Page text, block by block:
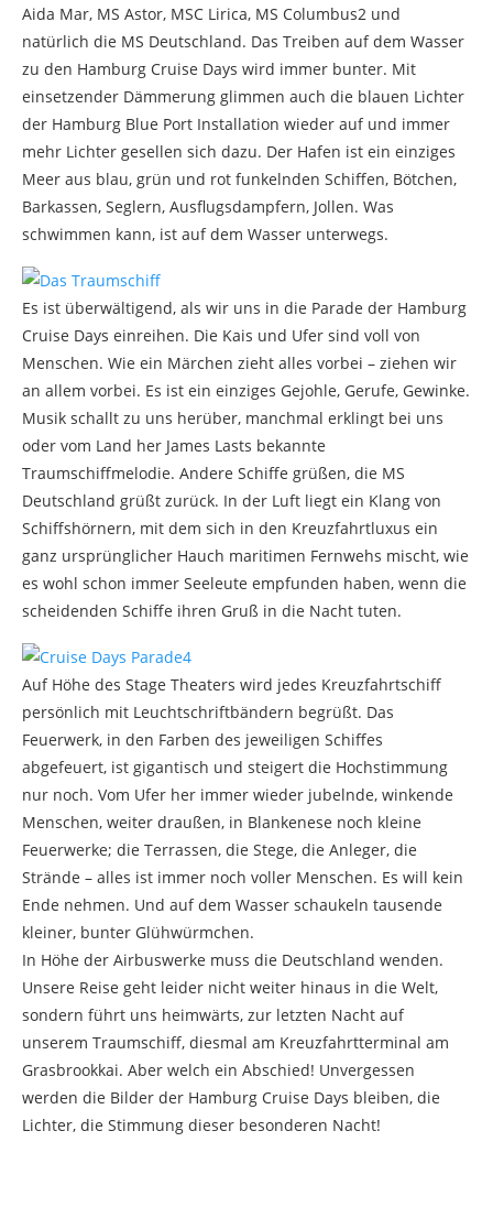
Aida Mar, MS Astor, MSC Lirica, MS Columbus2 und
natürlich die MS Deutschland. Das Treiben auf dem Wasser
zu den Hamburg Cruise Days wird immer bunter. Mit
einsetzender Dämmerung glimmen auch die blauen Lichter
der Hamburg Blue Port Installation wieder auf und immer
mehr Lichter gesellen sich dazu. Der Hafen ist ein einziges
Meer aus blau, grün und rot funkelnden Schiffen, Bötchen,
Barkassen, Seglern, Ausflugsdampfern, Jollen. Was
schwimmen kann, ist auf dem Wasser unterwegs.
Es ist überwältigend, als wir uns in die Parade der Hamburg
Cruise Days einreihen. Die Kais und Ufer sind voll von
Menschen. Wie ein Märchen zieht alles vorbei – ziehen wir
an allem vorbei. Es ist ein einziges Gejohle, Gerufe, Gewinke.
Musik schallt zu uns herüber, manchmal erklingt bei uns
oder vom Land her James Lasts bekannte
Traumschiffmelodie. Andere Schiffe grüßen, die MS
Deutschland grüßt zurück. In der Luft liegt ein Klang von
Schiffshörnern, mit dem sich in den Kreuzfahrtluxus ein
ganz ursprünglicher Hauch maritimen Fernwehs mischt, wie
es wohl schon immer Seeleute empfunden haben, wenn die
scheidenden Schiffe ihren Gruß in die Nacht tuten.
Auf Höhe des Stage Theaters wird jedes Kreuzfahrtschiff
persönlich mit Leuchtschriftbändern begrüßt. Das
Feuerwerk, in den Farben des jeweiligen Schiffes
abgefeuert, ist gigantisch und steigert die Hochstimmung
nur noch. Vom Ufer her immer wieder jubelnde, winkende
Menschen, weiter draußen, in Blankenese noch kleine
Feuerwerke; die Terrassen, die Stege, die Anleger, die
Strände – alles ist immer noch voller Menschen. Es will kein
Ende nehmen. Und auf dem Wasser schaukeln tausende
kleiner, bunter Glühwürmchen.
In Höhe der Airbuswerke muss die Deutschland wenden.
Unsere Reise geht leider nicht weiter hinaus in die Welt,
sondern führt uns heimwärts, zur letzten Nacht auf
unserem Traumschiff, diesmal am Kreuzfahrtterminal am
Grasbrookkai. Aber welch ein Abschied! Unvergessen
werden die Bilder der Hamburg Cruise Days bleiben, die
Lichter, die Stimmung dieser besonderen Nacht!